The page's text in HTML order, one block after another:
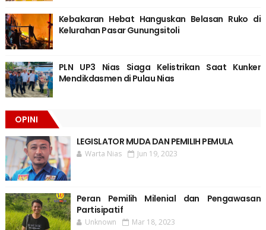
Kebakaran Hebat Hanguskan Belasan Ruko di
Kelurahan Pasar Gunungsitoli
PLN UP3 Nias Siaga Kelistrikan Saat Kunker
Mendikdasmen di Pulau Nias
OPINI
LEGISLATOR MUDA DAN PEMILIH PEMULA
Warta Nias Jun 19, 2023
Peran Pemilih Milenial dan Pengawasan
Partisipatif
Unknown Mar 18, 2023